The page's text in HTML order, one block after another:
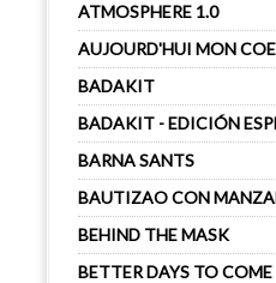
ATMOSPHERE 1.0
AUJOURD'HUI MON
BADAKIT
BADAKIT - EDICIÓN
BARNA SANTS
BAUTIZAO CON
BEHIND THE MASK
BETTER DAYS TO COME